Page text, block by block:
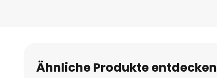
Ähnliche Produkte entdecken